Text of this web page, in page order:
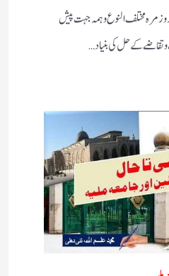
مرہ مختلف النوع وہمہ جہت پیش
کے حل کی بنیاد…